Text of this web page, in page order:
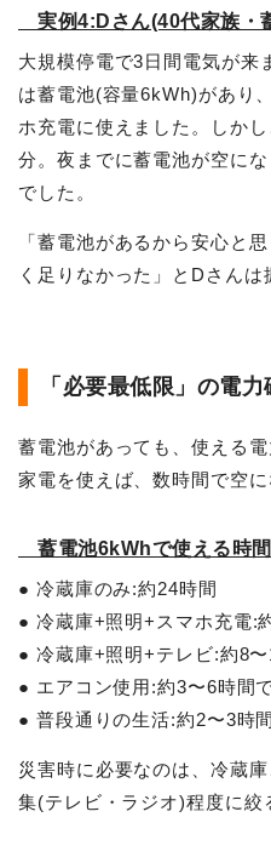
実例4:Dさん(40代家族・
大規模停電で3日間電気が来
は蓄電池(容量6kWh)があり
ホ充電に使えました。しか
分。夜までに蓄電池が空に
でした。
「蓄電池があるから安心と
く足りなかった」とDさんは
「必要最低限」の電
蓄電池があっても、使える
家電を使えば、数時間で空に
蓄電池6kWhで使える時
● 冷蔵庫のみ:約24時間
● 冷蔵庫+照明+スマホ充電:
● 冷蔵庫+照明+テレビ:約8
● エアコン使用:約3〜6時間
● 普段通りの生活:約2〜3時
災害時に必要なのは、冷蔵
集(テレビ・ラジオ)程度に絞